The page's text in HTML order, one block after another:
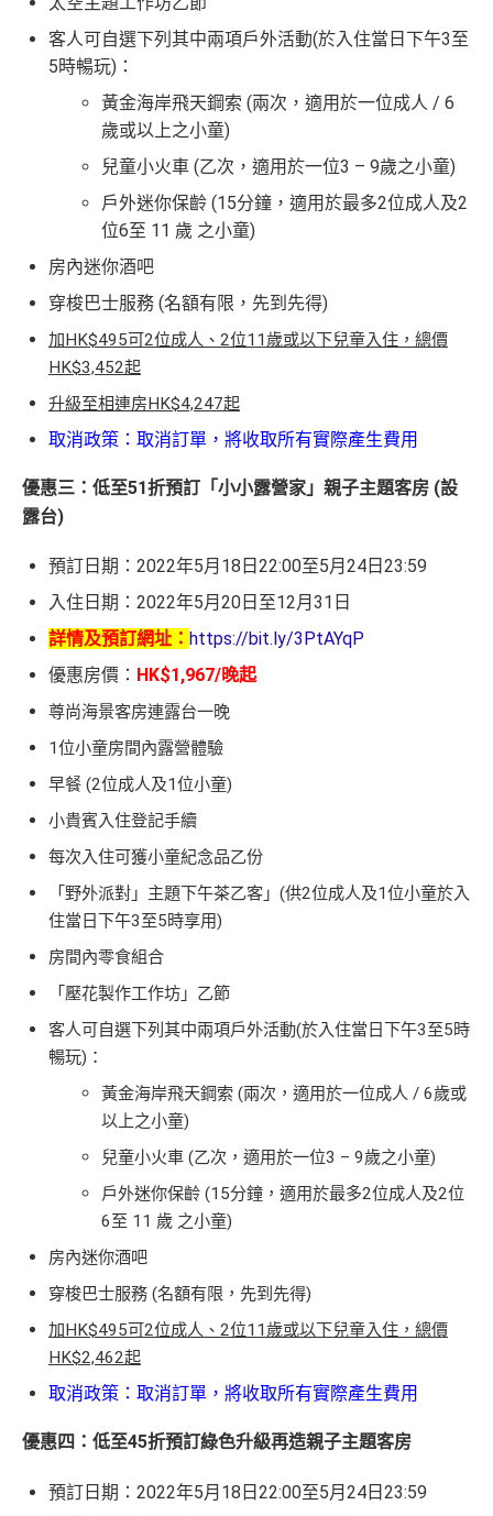
客人可自選下列其中兩項戶外活動(於入住當日下午3至
5時暢玩)：
黃金海岸飛天鋼索 (兩次，適用於一位成人 / 6
歲或以上之小童)
兒童小火車 (乙次，適用於一位3 – 9歲之小童)
戶外迷你保齡 (15分鐘，適用於最多2位成人及2
位6至 11 歲 之小童)
房內迷你酒吧
穿梭巴士服務 (名額有限，先到先得)
加HK$495可2位成人、2位11歲或以下兒童入住，總價
HK$3,452起
升級至相連房HK$4,247起
取消政策：取消訂單，將收取所有實際產生費用
優惠三：低至51折預訂「小小露營家」親子主題客房 (設
露台)
預訂日期：2022年5月18日22:00至5月24日23:59
入住日期：2022年5月20日至12月31日
詳情及預訂網址： https://bit.ly/3PtAYqP
優惠房價： HK$1,967/晚起
尊尚海景客房連露台一晚
1位小童房間內露營體驗
早餐 (2位成人及1位小童)
小貴賓入住登記手續
每次入住可獲小童紀念品乙份
「野外派對」主題下午茶乙客」(供2位成人及1位小童於入
住當日下午3至5時享用)
房間內零食組合
「壓花製作工作坊」乙節
客人可自選下列其中兩項戶外活動(於入住當日下午3至5時
暢玩)：
黃金海岸飛天鋼索 (兩次，適用於一位成人 / 6歲或
以上之小童)
兒童小火車 (乙次，適用於一位3 – 9歲之小童)
戶外迷你保齡 (15分鐘，適用於最多2位成人及2位
6至 11 歲 之小童)
房內迷你酒吧
穿梭巴士服務 (名額有限，先到先得)
加HK$495可2位成人、2位11歲或以下兒童入住，總價
HK$2,462起
取消政策：取消訂單，將收取所有實際產生費用
優惠四：低至45折預訂綠色升級再造親子主題客房
預訂日期：2022年5月18日22:00至5月24日23:59